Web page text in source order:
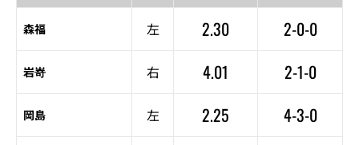
森福 左 2.30 2-0-0
岩嵜 右 4.01 2-1-0
岡島 左 2.25 4-3-0